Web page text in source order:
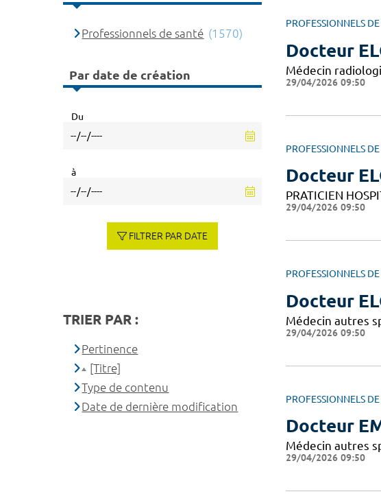
PROFESSIONNELS
Docteur
Médecin
29/04/2026 09:50
PROFESSIONNELS
Docteur
PRATICIEN
29/04/2026 09:50
PROFESSIONNELS
Docteur
Médecin autres
29/04/2026 09:50
PROFESSIONNELS
Docteur
Médecin autres
29/04/2026 09:50
Professionnels de santé (1570)
Par date de création
Du
à
FILTRER PAR DATE
TRIER PAR :
Pertinence
[Titre]
Type de contenu
Date de dernière modification